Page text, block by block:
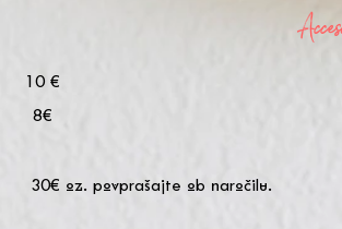
10 €
8€
30€ oz. povprašajte ob naročilu.